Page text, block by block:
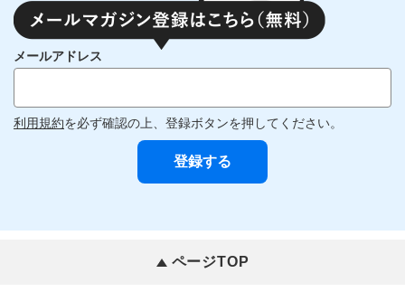
メールアドレス
利用規約を必ず確認の上、登録ボタンを押してください。
ページTOP